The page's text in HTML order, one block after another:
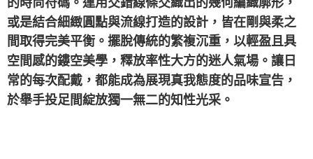
或是結合細緻圓點與流線打造的設計，皆在剛與柔之
間取得完美平衡。擺脫傳統的繁複沉重，以輕盈且具
空間感的鏤空美學，釋放率性大方的迷人氣場。讓日
常的每次配戴，都能成為展現真我態度的品味宣告，
於舉手投足間綻放獨一無二的知性光采。